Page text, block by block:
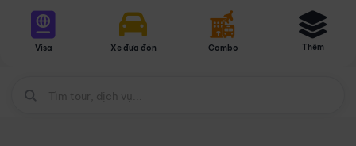
Visa Xe đưa đón Combo Thêm